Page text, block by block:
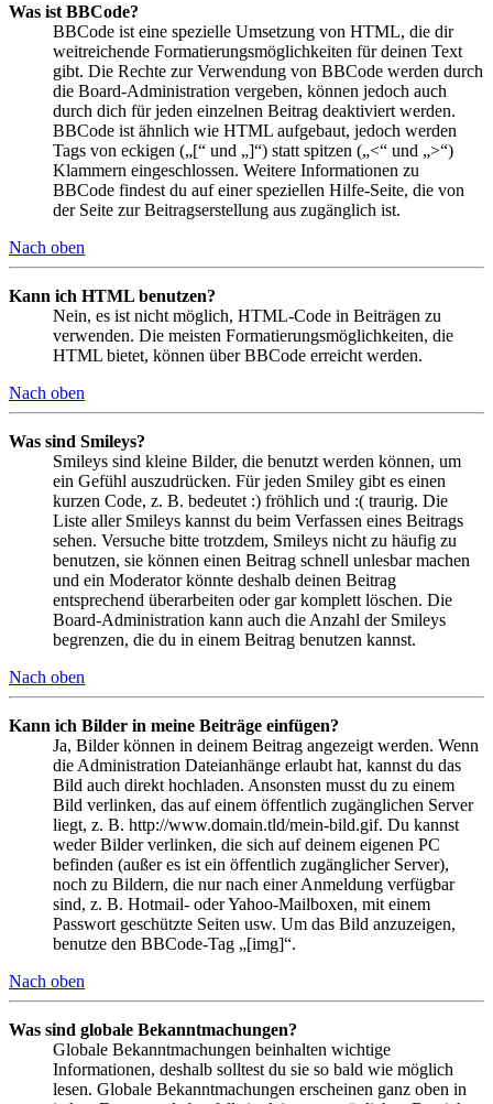
Was ist BBCode?
BBCode ist eine spezielle Umsetzung von HTML, die dir
weitreichende Formatierungsmöglichkeiten für deinen Text
gibt. Die Rechte zur Verwendung von BBCode werden durch
die Board-Administration vergeben, können jedoch auch
durch dich für jeden einzelnen Beitrag deaktiviert werden.
BBCode ist ähnlich wie HTML aufgebaut, jedoch werden
Tags von eckigen („[“ und „]“) statt spitzen („<“ und „>“)
Klammern eingeschlossen. Weitere Informationen zu
BBCode findest du auf einer speziellen Hilfe-Seite, die von
der Seite zur Beitragserstellung aus zugänglich ist.
Nach oben
Kann ich HTML benutzen?
Nein, es ist nicht möglich, HTML-Code in Beiträgen zu
verwenden. Die meisten Formatierungsmöglichkeiten, die
HTML bietet, können über BBCode erreicht werden.
Nach oben
Was sind Smileys?
Smileys sind kleine Bilder, die benutzt werden können, um
ein Gefühl auszudrücken. Für jeden Smiley gibt es einen
kurzen Code, z. B. bedeutet :) fröhlich und :( traurig. Die
Liste aller Smileys kannst du beim Verfassen eines Beitrags
sehen. Versuche bitte trotzdem, Smileys nicht zu häufig zu
benutzen, sie können einen Beitrag schnell unlesbar machen
und ein Moderator könnte deshalb deinen Beitrag
entsprechend überarbeiten oder gar komplett löschen. Die
Board-Administration kann auch die Anzahl der Smileys
begrenzen, die du in einem Beitrag benutzen kannst.
Nach oben
Kann ich Bilder in meine Beiträge einfügen?
Ja, Bilder können in deinem Beitrag angezeigt werden. Wenn
die Administration Dateianhänge erlaubt hat, kannst du das
Bild auch direkt hochladen. Ansonsten musst du zu einem
Bild verlinken, das auf einem öffentlich zugänglichen Server
liegt, z. B. http://www.domain.tld/mein-bild.gif. Du kannst
weder Bilder verlinken, die sich auf deinem eigenen PC
befinden (außer es ist ein öffentlich zugänglicher Server),
noch zu Bildern, die nur nach einer Anmeldung verfügbar
sind, z. B. Hotmail- oder Yahoo-Mailboxen, mit einem
Passwort geschützte Seiten usw. Um das Bild anzuzeigen,
benutze den BBCode-Tag „[img]“.
Nach oben
Was sind globale Bekanntmachungen?
Globale Bekanntmachungen beinhalten wichtige
Informationen, deshalb solltest du sie so bald wie möglich
lesen. Globale Bekanntmachungen erscheinen ganz oben in